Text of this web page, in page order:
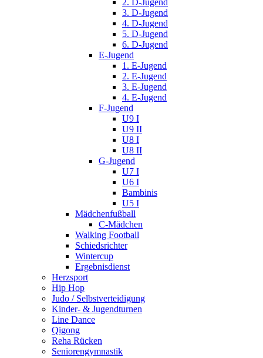
2. D-Jugend
3. D-Jugend
4. D-Jugend
5. D-Jugend
6. D-Jugend
E-Jugend
1. E-Jugend
2. E-Jugend
3. E-Jugend
4. E-Jugend
F-Jugend
U9 I
U9 II
U8 I
U8 II
G-Jugend
U7 I
U6 I
Bambinis
U5 I
Mädchenfußball
C-Mädchen
Walking Football
Schiedsrichter
Wintercup
Ergebnisdienst
Herzsport
Hip Hop
Judo / Selbstverteidigung
Kinder- & Jugendturnen
Line Dance
Qigong
Reha Rücken
Seniorengymnastik